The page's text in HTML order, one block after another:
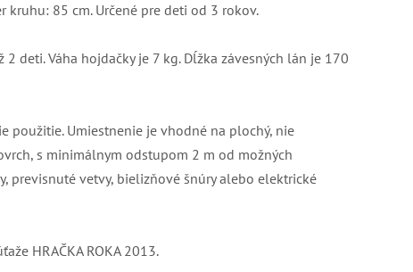
kruhu: 85 cm. Určené pre deti od 3 rokov.
deti. Váha hojdačky je 7 kg. Dĺžka závesných lán je 170
použitie. Umiestnenie je vhodné na plochý, nie
s minimálnym odstupom 2 m od možných
previsnuté vetvy, bielizňové šnúry alebo elektrické
HRAČKA ROKA 2013.